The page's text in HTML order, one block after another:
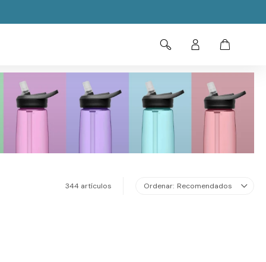
344 artículos Recomendados